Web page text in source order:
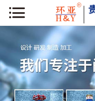
公司简介
新闻动态